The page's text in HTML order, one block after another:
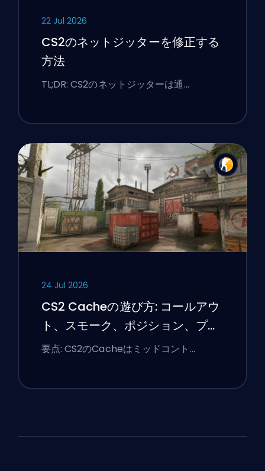
22 Jul 2026
CS2のネットジッターを修正する
方法
TL;DR: CS2のネットジッターは通…
24 Jul 2026
CS2 Cacheの遊び方: コールアウ
ト、スモーク、ポジション、プレ
ミアのヒント
要点: CS2のCacheはミッドコント…